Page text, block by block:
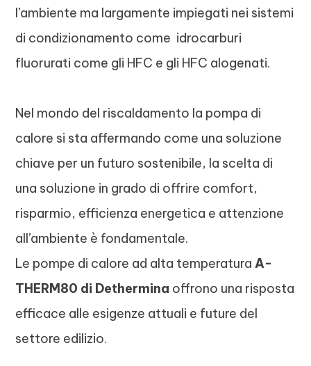
l’ambiente ma largamente impiegati nei sistemi
di condizionamento come idrocarburi
fluorurati come gli HFC e gli HFC alogenati.
Nel mondo del riscaldamento la pompa di
calore si sta affermando come una soluzione
chiave per un futuro sostenibile, la scelta di
una soluzione in grado di offrire comfort,
risparmio, efficienza energetica e attenzione
all’ambiente è fondamentale.
Le pompe di calore ad alta temperaturaA-
THERM80 di Dethermina offrono una risposta
efficace alle esigenze attuali e future del
settore edilizio.